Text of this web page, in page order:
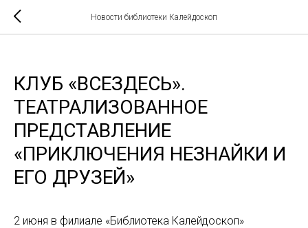
Новости библиотеки Калейдоскоп
КЛУБ «ВСЕЗДЕСЬ».
ТЕАТРАЛИЗОВАННОЕ
ПРЕДСТАВЛЕНИЕ
«ПРИКЛЮЧЕНИЯ НЕЗНАЙКИ И
ЕГО ДРУЗЕЙ»
2 июня в филиале «Библиотека Калейдоскоп»